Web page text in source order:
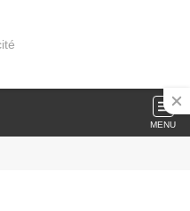
MENU